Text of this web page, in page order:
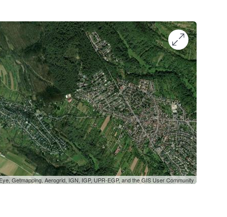
Getmapping, Aerogrid, IGN, IGP, UPR-EGP, and the GIS User Community